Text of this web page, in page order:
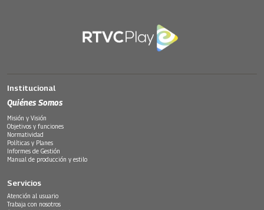
Institucional
Quiénes Somos
Misión y Visión
Objetivos y funciones
Normatividad
Políticas y Planes
Informes de Gestión
Manual de producción y estilo
Servicios
Atención al usuario
Trabaja con nosotros